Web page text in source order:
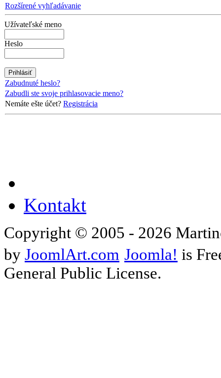
Rozšírené vyhľadávanie
Užívateľské meno
Heslo
Zabudnuté heslo?
Zabudli ste svoje prihlasovacie meno?
Nemáte ešte účet? Registrácia
Kontakt
Copyright © 2005 - 2026
by JoomlArt.com Joomla! is
General Public License.